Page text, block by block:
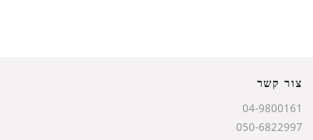
צור קשר
04-9800161
050-6822997